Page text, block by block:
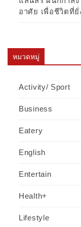
อาศัย เพื่อชีวิตที่
หมวดหมู่
Activity/ Sport
Business
Eatery
English
Entertain
Health+
Lifestyle